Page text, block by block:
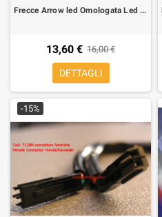
Frecce Arrow led Omologata Led in ABS, nere (2 pezzi)
13,60 € 16,00 €
DETTAGLI
-15%